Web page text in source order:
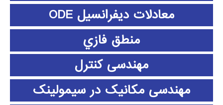
معادلات دیفرانسیل ODE
منطق فازي
مهندسی کنترل
مهندسی مکانیک در سیمولینک